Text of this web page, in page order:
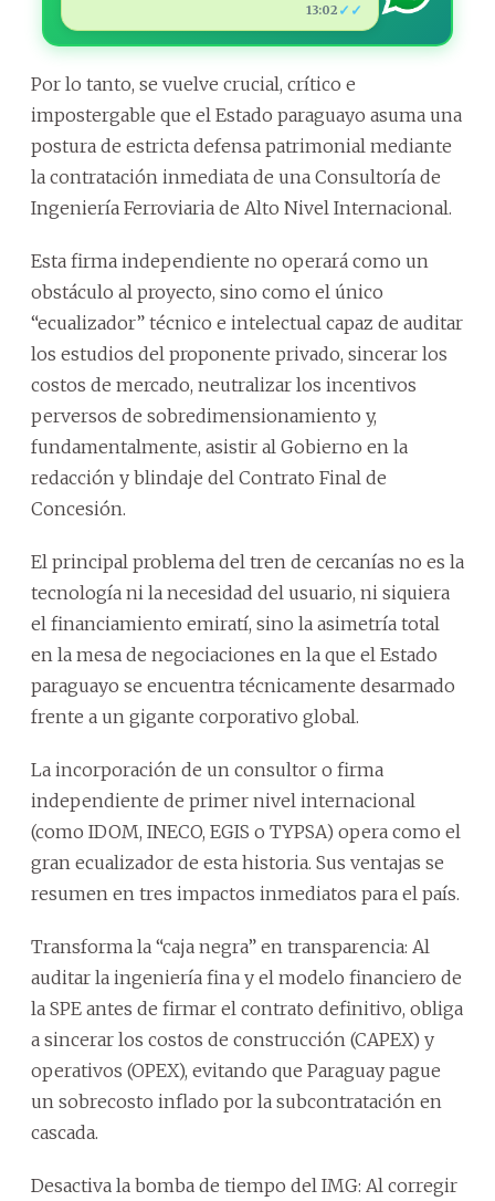
13:02 ✓✓
Por lo tanto, se vuelve crucial, crítico e
impostergable que el Estado paraguayo asuma una
postura de estricta defensa patrimonial mediante
la contratación inmediata de una Consultoría de
Ingeniería Ferroviaria de Alto Nivel Internacional.
Esta firma independiente no operará como un
obstáculo al proyecto, sino como el único
“ecualizador” técnico e intelectual capaz de auditar
los estudios del proponente privado, sincerar los
costos de mercado, neutralizar los incentivos
perversos de sobredimensionamiento y,
fundamentalmente, asistir al Gobierno en la
redacción y blindaje del Contrato Final de
Concesión.
El principal problema del tren de cercanías no es la
tecnología ni la necesidad del usuario, ni siquiera
el financiamiento emiratí, sino la asimetría total
en la mesa de negociaciones en la que el Estado
paraguayo se encuentra técnicamente desarmado
frente a un gigante corporativo global.
La incorporación de un consultor o firma
independiente de primer nivel internacional
(como IDOM, INECO, EGIS o TYPSA) opera como el
gran ecualizador de esta historia. Sus ventajas se
resumen en tres impactos inmediatos para el país.
Transforma la “caja negra” en transparencia: Al
auditar la ingeniería fina y el modelo financiero de
la SPE antes de firmar el contrato definitivo, obliga
a sincerar los costos de construcción (CAPEX) y
operativos (OPEX), evitando que Paraguay pague
un sobrecosto inflado por la subcontratación en
cascada.
Desactiva la bomba de tiempo del IMG: Al corregir